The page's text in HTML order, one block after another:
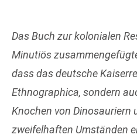
Das Buch zur kolonialen
Minutiös
dass das deutsche
Ethnographica, sondern
Knochen von Dinosauriern
zweifelhaften Umständen